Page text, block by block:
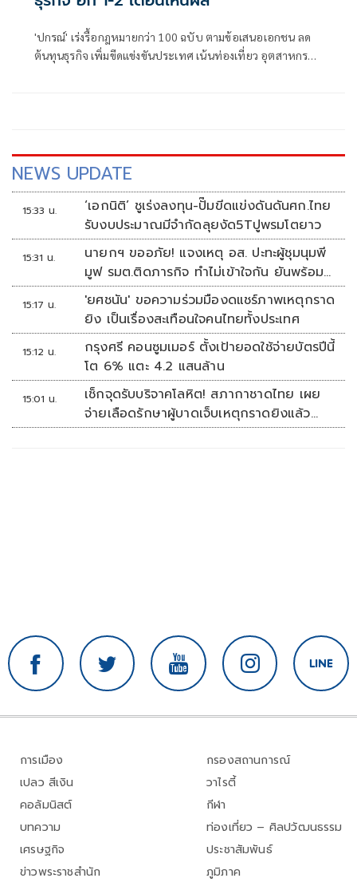
'ปกรณ์' เร่งรื้อกฎหมายกว่า 100 ฉบับ ตามข้อเสนอเอกชน ลด
ต้นทุนธุรกิจ เพิ่มขีดแข่งขันประเทศ เน้นท่องเที่ยว อุตสาหกรรม
NEWS UPDATE
15:33 น.
‘เอกนิติ’ ชูเร่งลงทุน-ปั๊มขีดแข่งดันดันศก.ไทย
รับงบประมาณมีจำกัดลุยงัด5Tปูพรมโตยาว
15:31 น.
นายกฯ ขออภัย! แจงเหตุ อส. ปะทะผู้ชุมนุมพี
มูฟ รมต.ติดภารกิจ ทำไม่เข้าใจกัน ยันพร้อม
คุยหาทางออก
15:17 น.
'ยศชนัน' ขอความร่วมมืองดแชร์ภาพเหตุกราด
ยิง เป็นเรื่องสะเทือนใจคนไทยทั้งประเทศ
15:12 น.
กรุงศรี คอนซูมเมอร์ ตั้งเป้ายอดใช้จ่ายบัตรปีนี้
โต 6% แตะ 4.2 แสนล้าน
15:01 น.
เช็กจุดรับบริจาคโลหิต! สภากาชาดไทย เผย
จ่ายเลือดรักษาผู้บาดเจ็บเหตุกราดยิงแล้ว
148 ยูนิต
การเมือง
เปลว สีเงิน
คอลัมนิสต์
บทความ
เศรษฐกิจ
ข่าวพระราชสำนัก
กรองสถานการณ์
วาไรตี้
กีฬา
ท่องเที่ยว – ศิลปวัฒนธรรม
ประชาสัมพันธ์
ภูมิภาค